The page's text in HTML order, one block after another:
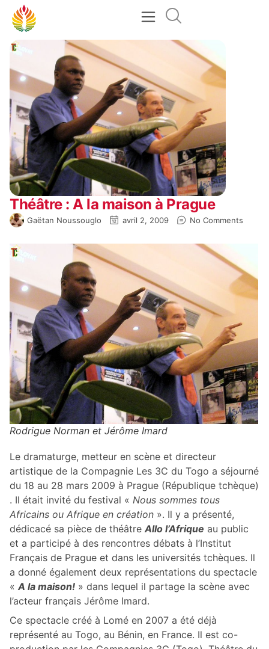
Théâtre : A la maison à Prague
Gaëtan Noussouglo avril 2, 2009 No Comments
Rodrigue Norman et Jérôme Imard
Le dramaturge, metteur en scène et directeur
artistique de la Compagnie Les 3C du Togo a séjourné
du 18 au 28 mars 2009 à Prague (République tchèque)
. Il était invité du festival « Nous sommes tous
Africains ou Afrique en création ». Il y a présenté,
dédicacé sa pièce de théâtre Allo l’Afrique au public
et a participé à des rencontres débats à l’Institut
Français de Prague et dans les universités tchèques. Il
a donné également deux représentations du spectacle
« A la maison! » dans lequel il partage la scène avec
l’acteur français Jérôme Imard.
Ce spectacle créé à Lomé en 2007 a été déjà
représenté au Togo, au Bénin, en France. Il est co-